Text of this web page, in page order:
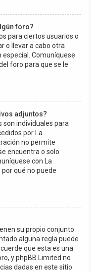
foro?
para ciertos usuarios o
o llevar a cabo otra
Comuníquese
foro para que se le
adjuntos?
son individuales para
por La
no permite
encuentra o solo
con La
qué no puede
su propio conjunto
alguna regla puede
que esta es una
y phpBB Limited no
dadas en este sitio.